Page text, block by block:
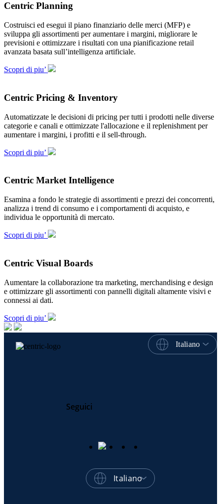
Centric Planning
Costruisci ed esegui il piano finanziario delle merci (MFP) e
sviluppa gli assortimenti per aumentare i margini, migliorare le
previsioni e ottimizzare i risultati con una pianificazione retail
avanzata basata sull’intelligenza artificiale.
Scopri di piu’
Centric Pricing & Inventory
Automatizzate le decisioni di pricing per tutti i prodotti nelle diverse
categorie e canali e ottimizzate l'allocazione e il replenishment per
aumentare i margini, i profitti e il sell-through.
Scopri di piu’
Centric Market Intelligence
Esamina a fondo le strategie di assortimenti e prezzi dei concorrenti,
analizza i trend di consumo e i comportamenti di acquisto, e
individua le opportunità di mercato.
Scopri di piu’
Centric Visual Boards
Aumentare la collaborazione tra marketing, merchandising e design
e ottimizzare gli assortimenti con pannelli digitali altamente visivi e
connessi ai dati.
Scopri di piu’
Italiano
Seguici
Italiano